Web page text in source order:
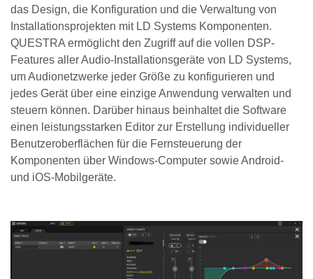
das Design, die Konfiguration und die Verwaltung von
Installationsprojekten mit LD Systems Komponenten.
QUESTRA ermöglicht den Zugriff auf die vollen DSP-
Features aller Audio-Installationsgeräte von LD Systems,
um Audionetzwerke jeder Größe zu konfigurieren und
jedes Gerät über eine einzige Anwendung verwalten und
steuern können. Darüber hinaus beinhaltet die Software
einen leistungsstarken Editor zur Erstellung individueller
Benutzeroberflächen für die Fernsteuerung der
Komponenten über Windows-Computer sowie Android-
und iOS-Mobilgeräte.